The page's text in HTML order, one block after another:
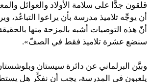
قلقون جدًّا على سلامة الأولاد والعوائل
أن يوجِّه تلاميذ مدرسة بأن يراعوا التباعُد،
أنّ هذه التوصيات أشبه بالمزحة منها
سنضع عشرة تلاميذ فقط في الصفّ».
وبيَّن البرلماني عن دائرة سيستان
يلعبون في المدرسة، يجب أن نفكِّر هل